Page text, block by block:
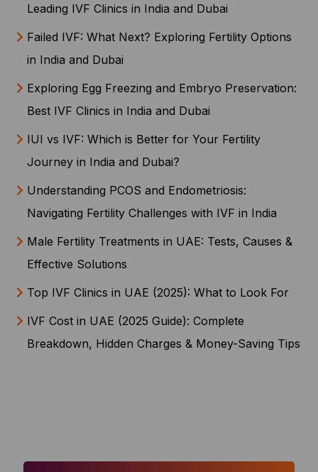
Leading IVF Clinics in India and Dubai
Failed IVF: What Next? Exploring Fertility Options
in India and Dubai
Exploring Egg Freezing and Embryo Preservation:
Best IVF Clinics in India and Dubai
IUI vs IVF: Which is Better for Your Fertility
Journey in India and Dubai?
Understanding PCOS and Endometriosis:
Navigating Fertility Challenges with IVF in India
Male Fertility Treatments in UAE: Tests, Causes &
Effective Solutions
Top IVF Clinics in UAE (2025): What to Look For
IVF Cost in UAE (2025 Guide): Complete
Breakdown, Hidden Charges & Money-Saving Tips